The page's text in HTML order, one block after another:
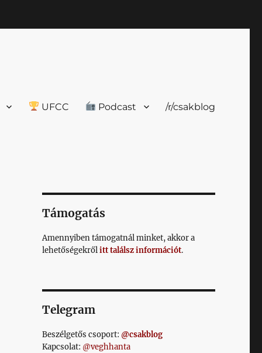
UFCC Podcast /r/csakblog
Támogatás
Amennyiben támogatnál minket, akkor a
lehetőségekrőlitt találsz információt.
Telegram
Beszélgetős csoport: @csakblog
Kapcsolat: @veghhanta